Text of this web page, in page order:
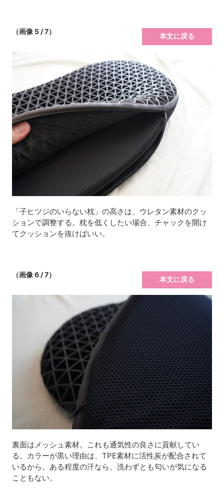
（画像 5 / 7）
本文に戻る
「子ヒツジのいらない枕」の高さは、ウレタン素材のクッ
ションで調整する。枕を低くしたい場合、チャックを開け
てクッションを抜けばいい。
（画像 6 / 7）
本文に戻る
裏面はメッシュ素材。これも通気性の良さに貢献してい
る。カラーが黒い理由は、TPE素材に活性炭が配合されて
いるから。ある程度の汗なら、洗わずとも匂いが気になる
こともない。